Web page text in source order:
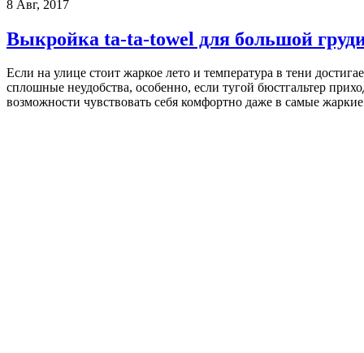
8 Авг, 2017
Выкройка ta-ta-towel для большой
Если на улице стоит жаркое лето и температура в тени
сплошные неудобства, особенно, если тугой бюстгальтер
возможности чувствовать себя комфортно даже в самые